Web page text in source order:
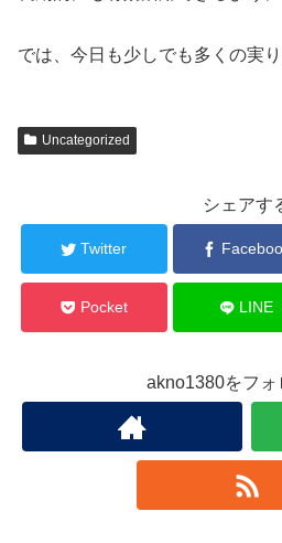
では、今日も少しでも多くの実
Uncategorized
シェアす
Twitter
Pocket LINE
akno1380をフォ